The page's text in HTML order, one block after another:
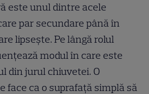
este unul dintre acele
par secundare până în
lipsește. Pe lângă rolul
modul în care este
din jurul chiuvetei. O
face ca o suprafață simplă să